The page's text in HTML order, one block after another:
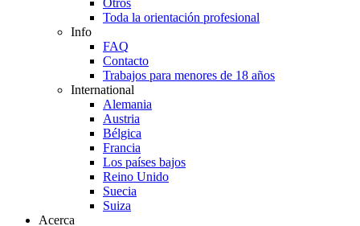
Otros
Toda la orientación profesional
Info
FAQ
Contacto
Trabajos para menores de 18 años
International
Alemania
Austria
Bélgica
Francia
Los países bajos
Reino Unido
Suecia
Suiza
Acerca